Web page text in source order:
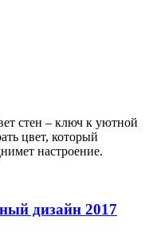
стен – ключ к уютной
цвет, который
настроение.
дизайн 2017